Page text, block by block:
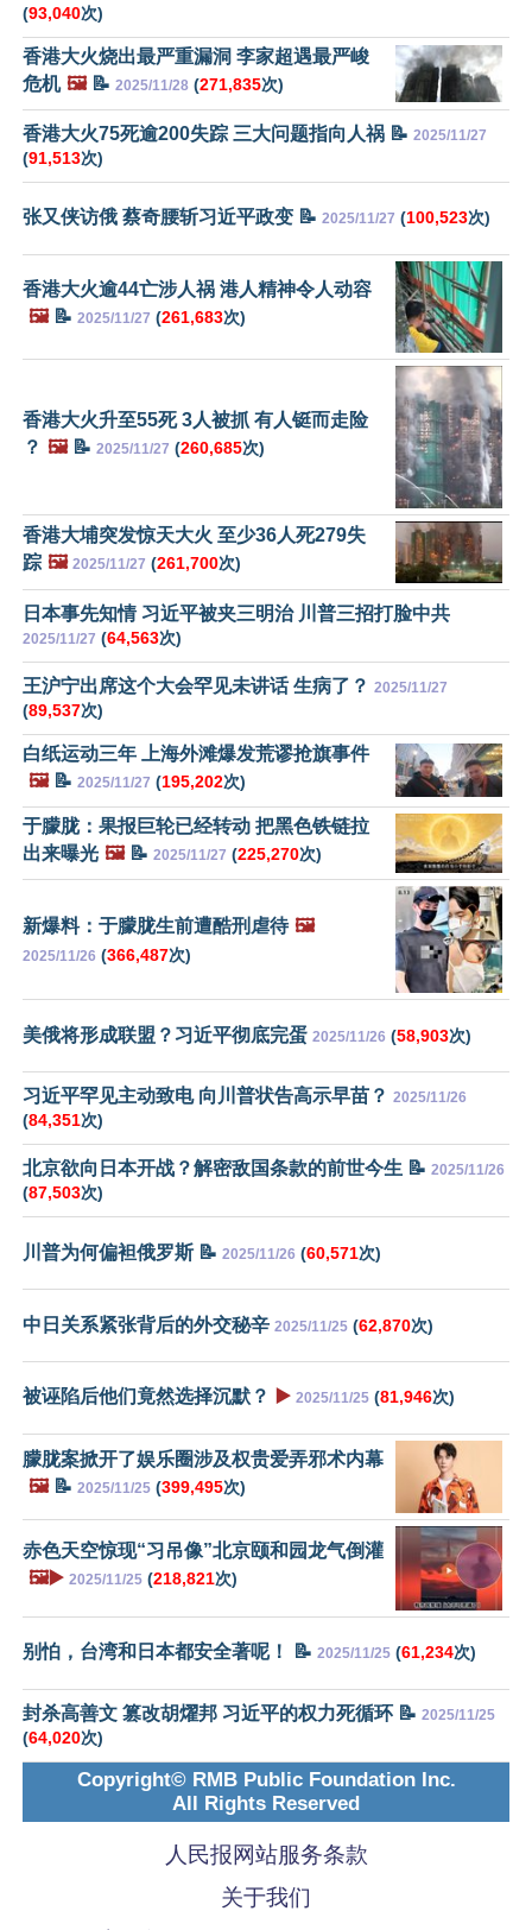
(93,040次)
香港大火烧出最严重漏洞 李家超遇最严峻
危机 🖼️📝 2025/11/28 (271,835次)
香港大火75死逾200失踪 三大问题指向人祸 📝 2025/11/27
(91,513次)
张又侠访俄 蔡奇腰斩习近平政变 📝 2025/11/27 (100,523次)
香港大火逾44亡涉人祸 港人精神令人动容
🖼️📝 2025/11/27 (261,683次)
香港大火升至55死 3人被抓 有人铤而走险
？ 🖼️📝 2025/11/27 (260,685次)
香港大埔突发惊天大火 至少36人死279失
踪 🖼️ 2025/11/27 (261,700次)
日本事先知情 习近平被夹三明治 川普三招打脸中共
2025/11/27 (64,563次)
王沪宁出席这个大会罕见未讲话 生病了？ 2025/11/27
(89,537次)
白纸运动三年 上海外滩爆发荒谬抢旗事件
🖼️📝 2025/11/27 (195,202次)
于朦胧：果报巨轮已经转动 把黑色铁链拉
出来曝光 🖼️📝 2025/11/27 (225,270次)
新爆料：于朦胧生前遭酷刑虐待 🖼️
2025/11/26 (366,487次)
美俄将形成联盟？习近平彻底完蛋 2025/11/26 (58,903次)
习近平罕见主动致电 向川普状告高示早苗？ 2025/11/26
(84,351次)
北京欲向日本开战？解密敌国条款的前世今生 📝 2025/11/26
(87,503次)
川普为何偏袒俄罗斯 📝 2025/11/26 (60,571次)
中日关系紧张背后的外交秘辛 2025/11/25 (62,870次)
被诬陷后他们竟然选择沉默？ ▶️ 2025/11/25 (81,946次)
朦胧案掀开了娱乐圈涉及权贵爱弄邪术内幕
🖼️📝 2025/11/25 (399,495次)
赤色天空惊现“习吊像”北京颐和园龙气倒灌
🖼️▶️ 2025/11/25 (218,821次)
别怕，台湾和日本都安全著呢！ 📝 2025/11/25 (61,234次)
封杀高善文 篡改胡燿邦 习近平的权力死循环 📝 2025/11/25
(64,020次)
Copyright© RMB Public Foundation Inc.
All Rights Reserved
人民报网站服务条款
关于我们